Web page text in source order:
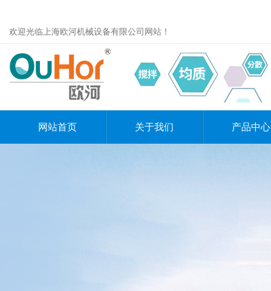
欢迎光临上海欧河机械设备有限公司网站！
网站首页 关于我们 产品中心